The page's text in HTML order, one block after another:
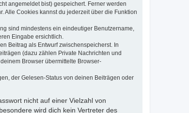
angemeldet bist) gespeichert. Ferner werden
Alle Cookies kannst du jederzeit über die Funktion
sind mindestens ein eindeutiger Benutzername,
Eingabe ersichtlich.
Beitrag als Entwurf zwischenspeicherst. In
(dazu zählen Private Nachrichten und
Browser übermittelte Browser-
der Gelesen-Status von deinen Beiträgen oder
nicht auf einer Vielzahl von
wird dich kein Vertreter des